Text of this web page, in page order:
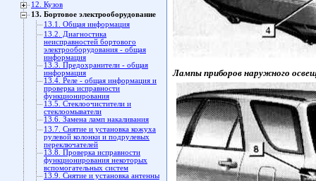
12. Кузов
13. Бортовое электрооборудование
13.1. Общая информация
13.2. Диагностика
неисправностей бортового
электрооборудования - общая
информация
13.3. Предохранители - общая
информация
13.4. Реле - общая информация и
проверка исправности
функционирования
13.5. Стеклоочистители и
стеклоомыватели
13.6. Замена ламп накаливания
13.7. Снятие и установка кожуха
рулевой колонки и подрулевых
переключателей
13.8. Проверка исправности
функционирования некоторых
вспомогательных систем
13.9. Снятие и установка антенны
Лампы приборов наружного